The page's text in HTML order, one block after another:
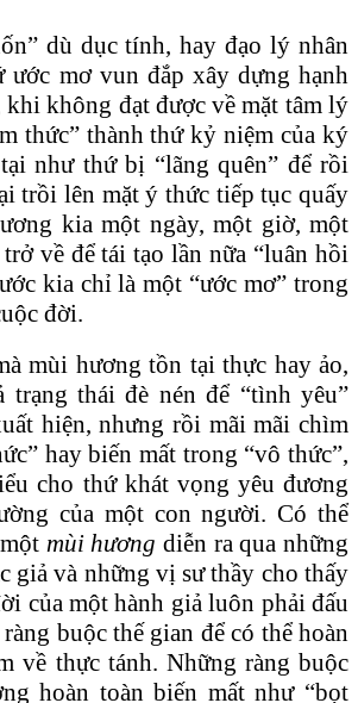
dù dục tính, hay đạo lý nhân
ước mơ vun đắp xây dựng hạnh
không đạt được về mặt tâm lý
thức” thành thứ kỷ niệm của ký
như thứ bị “lãng quên” để rồi
trồi lên mặt ý thức tiếp tục quấy
kia một ngày, một giờ, một
về để tái tạo lần nữa “luân hồi
kia chỉ là một “ước mơ” trong
đời.
mùi hương tồn tại thực hay ảo,
trạng thái đè nén để “tình yêu”
hiện, nhưng rồi mãi mãi chìm
hay biến mất trong “vô thức”,
cho thứ khát vọng yêu đương
của một con người. Có thể
mùi hương diễn ra qua những
giả và những vị sư thầy cho thấy
của một hành giả luôn phải đấu
buộc thế gian để có thể hoàn
về thực tánh. Những ràng buộc
hoàn toàn biến mất như “bọt